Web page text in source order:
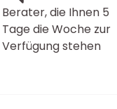
Berater, die Ihnen 5
Tage die Woche zur
Verfügung stehen